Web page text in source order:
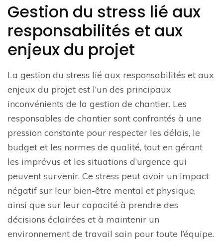
Gestion du stress lié aux
responsabilités et aux
enjeux du projet
La gestion du stress lié aux responsabilités et aux
enjeux du projet est l’un des principaux
inconvénients de la gestion de chantier. Les
responsables de chantier sont confrontés à une
pression constante pour respecter les délais, le
budget et les normes de qualité, tout en gérant
les imprévus et les situations d’urgence qui
peuvent survenir. Ce stress peut avoir un impact
négatif sur leur bien-être mental et physique,
ainsi que sur leur capacité à prendre des
décisions éclairées et à maintenir un
environnement de travail sain pour toute l’équipe.